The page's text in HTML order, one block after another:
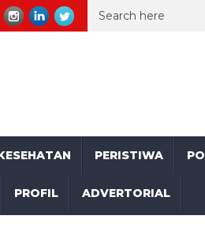
Kakek asal Gunungkidul Tewas
PERISTIWA
PROFIL ADVERTORIAL